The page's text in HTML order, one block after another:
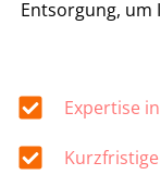
Entsorgung, um
Expertise